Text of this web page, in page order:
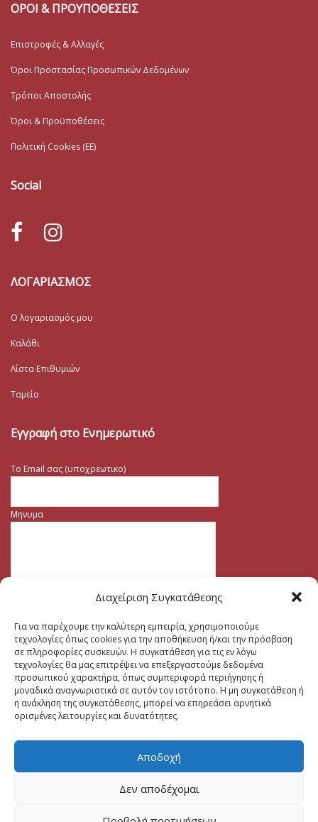
Διαχείριση Συγκατάθεσης
Για να παρέχουμε την καλύτερη εμπειρία, χρησιμοποιούμε
τεχνολογίες όπως cookies για την αποθήκευση ή/και την πρόσβαση
σε πληροφορίες συσκευών. Η συγκατάθεση για τις εν λόγω
τεχνολογίες θα μας επιτρέψει να επεξεργαστούμε δεδομένα
προσωπικού χαρακτήρα, όπως συμπεριφορά περιήγησης ή
μοναδικά αναγνωριστικά σε αυτόν τον ιστότοπο. Η μη συγκατάθεση ή
η ανάκληση της συγκατάθεσης, μπορεί να επηρεάσει αρνητικά
ορισμένες λειτουργίες και δυνατότητες.
Αποδοχή
Δεν αποδέχομαι
ΟΡΟΙ & ΠΡΟΥΠΟΘΕΣΕΙΣ
Επιστροφές & Αλλαγές
Όροι Προστασίας Προσωπικών Δεδομένων
Τρόποι Αποστολής
Όροι & Προϋποθέσεις
Πολιτική Cookies (ΕΕ)
Social
ΛΟΓΑΡΙΑΣΜΟΣ
Ο λογαριασμός μου
Καλάθι
Λίστα Επιθυμιών
Ταμείο
Εγγραφή στο Ενημερωτικό
Το Email σας (υποχρεωτικο)
Μηνυμα